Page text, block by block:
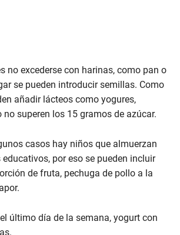
no excederse con harinas, como pan o
se pueden introducir semillas. Como
añadir lácteos como yogures,
no superen los 15 gramos de azúcar.
casos hay niños que almuerzan
por eso se pueden incluir
de fruta, pechuga de pollo a la
último día de la semana, yogurt con